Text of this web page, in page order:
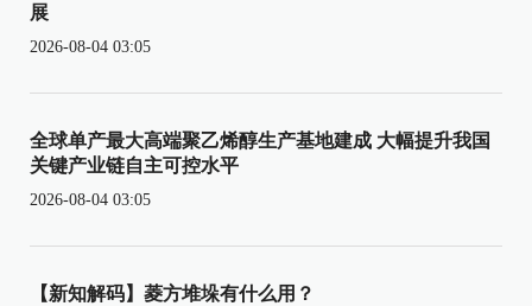
展
2026-08-04 03:05
全球单产最大高端聚乙烯醇生产基地建成 大幅提升我国
关键产业链自主可控水平
2026-08-04 03:05
【新知解码】菱方堆垛有什么用？